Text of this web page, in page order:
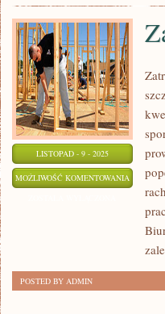
LISTOPAD - 9 - 2025
MOŻLIWOŚĆ KOMENTOWANIA
BIURZE
POSTED BY ADMIN